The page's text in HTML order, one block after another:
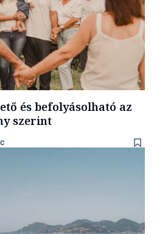
és befolyásolható az
szerint